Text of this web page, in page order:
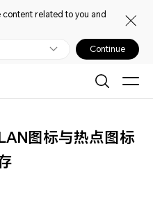
related to you and
Continue
图标与热点图标